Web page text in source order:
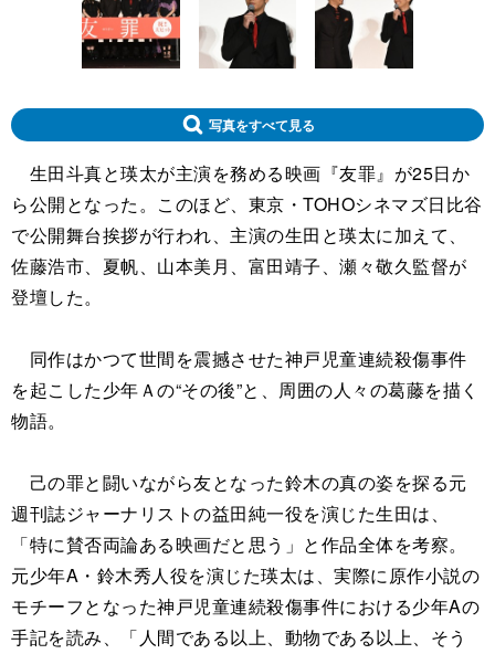
写真をすべて見る
生田斗真と瑛太が主演を務める映画『友罪』が25日か
ら公開となった。このほど、東京・TOHOシネマズ日比谷
で公開舞台挨拶が行われ、主演の生田と瑛太に加えて、
佐藤浩市、夏帆、山本美月、富田靖子、瀬々敬久監督が
登壇した。
同作はかつて世間を震撼させた神戸児童連続殺傷事件
を起こした少年Ａの“その後”と、周囲の人々の葛藤を描く
物語。
己の罪と闘いながら友となった鈴木の真の姿を探る元
週刊誌ジャーナリストの益田純一役を演じた生田は、
「特に賛否両論ある映画だと思う」と作品全体を考察。
元少年A・鈴木秀人役を演じた瑛太は、実際に原作小説の
モチーフとなった神戸児童連続殺傷事件における少年Aの
手記を読み、「人間である以上、動物である以上、そう